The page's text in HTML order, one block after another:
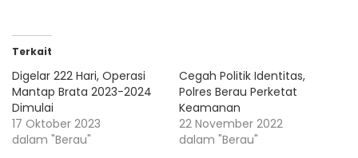
Terkait
Digelar 222 Hari, Operasi
Mantap Brata 2023-2024
Dimulai
17 Oktober 2023
dalam "Berau"
Cegah Politik Identitas,
Polres Berau Perketat
Keamanan
22 November 2022
dalam "Berau"